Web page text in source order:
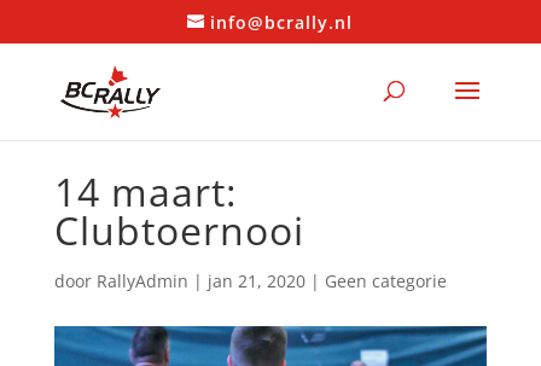
info@bcrally.nl
14 maart:
Clubtoernooi
door RallyAdmin | jan 21, 2020| Geen categorie